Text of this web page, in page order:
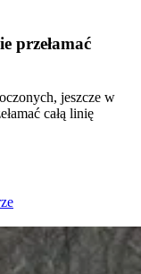
przełamać
jeszcze w
całą linię